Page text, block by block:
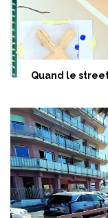
Quand le